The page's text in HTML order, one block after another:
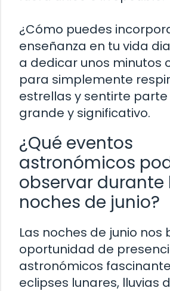
¿Cómo puedes
enseñanza en tu vida
a dedicar unos minutos
para simplemente
estrellas y sentirte
grande y significativo.
¿Qué eventos
astronómicos
observar durante
noches de junio?
Las noches de junio nos
oportunidad de
astronómicos
eclipses lunares, lluvias